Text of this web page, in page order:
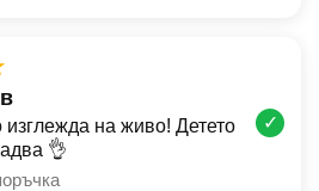
изглежда на живо! Детето
👌
✓